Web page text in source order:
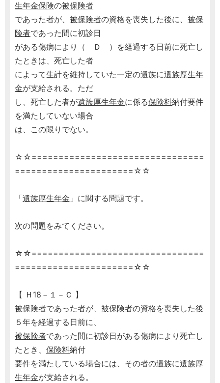
生年金保険の被保険者
であった者が、 被保険者の資格を喪失した後に、 被保
険者であった間に初診日
がある傷病により（ Ｄ ）を経過する日前に死亡し
たときは、死亡した者
によって生計を維持していた一定の遺族に遺族厚生年
金が支給される。ただ
し、死亡した者が遺族厚生年金に係る保険料納付要件
を満たしていない場合
は、この限りでない。
☆☆================================
======================☆☆
「遺族厚生年金 」に関する問題です。
次の問題をみてください。
☆☆================================
======================☆☆
【 Ｈ18－１－Ｃ 】
被保険者であった者が、 被保険者の資格を喪失した後
５年を経過する日前に、
被保険者であった間に初診日がある傷病により死亡し
たとき、 保険料納付
要件を満たしている場合には、その者の遺族に遺族厚
生年金が支給される。